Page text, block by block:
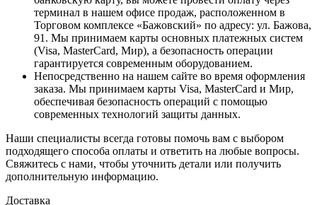
терминал в нашем офисе продаж, расположенном в
Торговом комплексе «Бажовский» по адресу: ул. Бажова,
91. Мы принимаем карты основных платежных систем
(Visa, MasterCard, Мир), а безопасность операции
гарантируется современным оборудованием.
Непосредственно на нашем сайте во время оформления
заказа. Мы принимаем карты Visa, MasterCard и Мир,
обеспечивая безопасность операций с помощью
современных технологий защиты данных.
Наши специалисты всегда готовы помочь вам с выбором
подходящего способа оплаты и ответить на любые вопросы.
Свяжитесь с нами, чтобы уточнить детали или получить
дополнительную информацию.
Доставка